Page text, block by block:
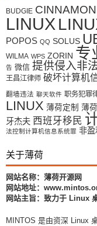
BUDGIE CINNAMON
LINUX
POPOS QQ SOLUS
WILMA WPS ZORIN 专
告 微信 提供侵入非
王昌江律师 破坏计算机
翻墙违法 聊天软件 职务犯罪
LINUX 薄荷定制 薄
牙杰夫 西班牙移民
法控制计算机信息系统罪 非盈
关于薄荷
网站名称：薄荷开源网
网站地址：
网站主旨：致力于 Linux
MINTOS 是由资深 Linux